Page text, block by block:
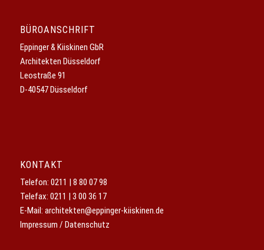
BÜROANSCHRIFT
Eppinger & Kiiskinen GbR
Architekten Düsseldorf
Leostraße 91
D-40547 Düsseldorf
KONTAKT
Telefon: 0211 | 8 80 07 98
Telefax: 0211 | 3 00 36 17
E-Mail: architekten@eppinger-kiiskinen.de
Impressum / Datenschutz